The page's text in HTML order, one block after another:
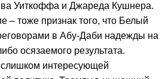
Уиткоффа и Джареда Кушнера.
– тоже признак того, что Белый
в Абу-Даби надежды на
осязаемого результата.
слишком интересующей